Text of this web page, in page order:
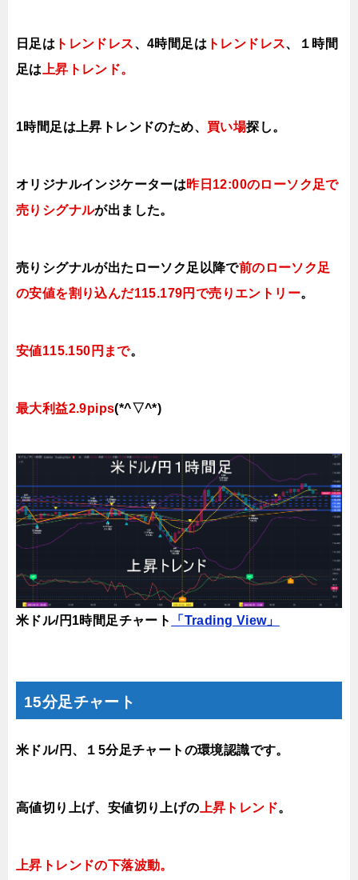
日足は トレンドレス、4時間足は トレンドレス、１時間
足は
上昇トレンド。
1時間足は上昇 トレンドのため、 買い場探し。
オリジナルインジケーターは昨日12:00のローソク足で
売りシグナルが出ました。
売りシグナルが出たローソク足以降で前のローソク足
の安値を割り込んだ115.179円で売りエントリー。
安値115.150円まで。
最大利益2.9pips(*^▽^*)
米ドル/円1時間足チャート 「Trading View」
15分足チャート
米ドル/円、１5分足チャートの環境認識です。
高値切り上げ、安値切り上げの 上昇トレンド。
上昇トレンドの下落波動。